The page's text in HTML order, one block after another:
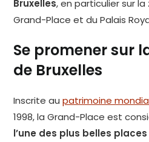
Bruxelles, en particulier sur
Grand-Place et du Palais
Se promener sur
de Bruxelles
Inscrite aupatrimoine mondial
1998, la Grand-Place est
l’une des plus belles places